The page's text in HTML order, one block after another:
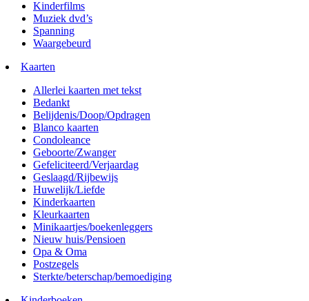
Kinderfilms
Muziek dvd’s
Spanning
Waargebeurd
Kaarten
Allerlei kaarten met tekst
Bedankt
Belijdenis/Doop/Opdragen
Blanco kaarten
Condoleance
Geboorte/Zwanger
Gefeliciteerd/Verjaardag
Geslaagd/Rijbewijs
Huwelijk/Liefde
Kinderkaarten
Kleurkaarten
Minikaartjes/boekenleggers
Nieuw huis/Pensioen
Opa & Oma
Postzegels
Sterkte/beterschap/bemoediging